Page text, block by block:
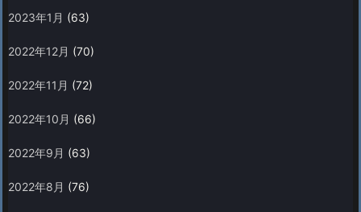
2023年1月 (63)
2022年12月 (70)
2022年11月 (72)
2022年10月 (66)
2022年9月 (63)
2022年8月 (76)